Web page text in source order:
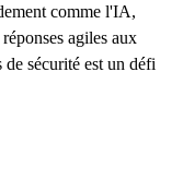
comme l'IA,
agiles aux
de sécurité est un défi